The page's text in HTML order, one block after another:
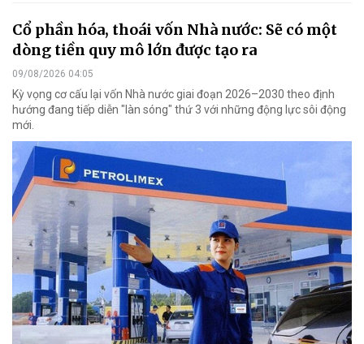
Cổ phần hóa, thoái vốn Nhà nước: Sẽ có một
dòng tiền quy mô lớn được tạo ra
09/08/2026 04:05
Kỳ vọng cơ cấu lại vốn Nhà nước giai đoạn 2026–2030 theo định
hướng đang tiếp diễn "làn sóng" thứ 3 với những động lực sôi động
mới.